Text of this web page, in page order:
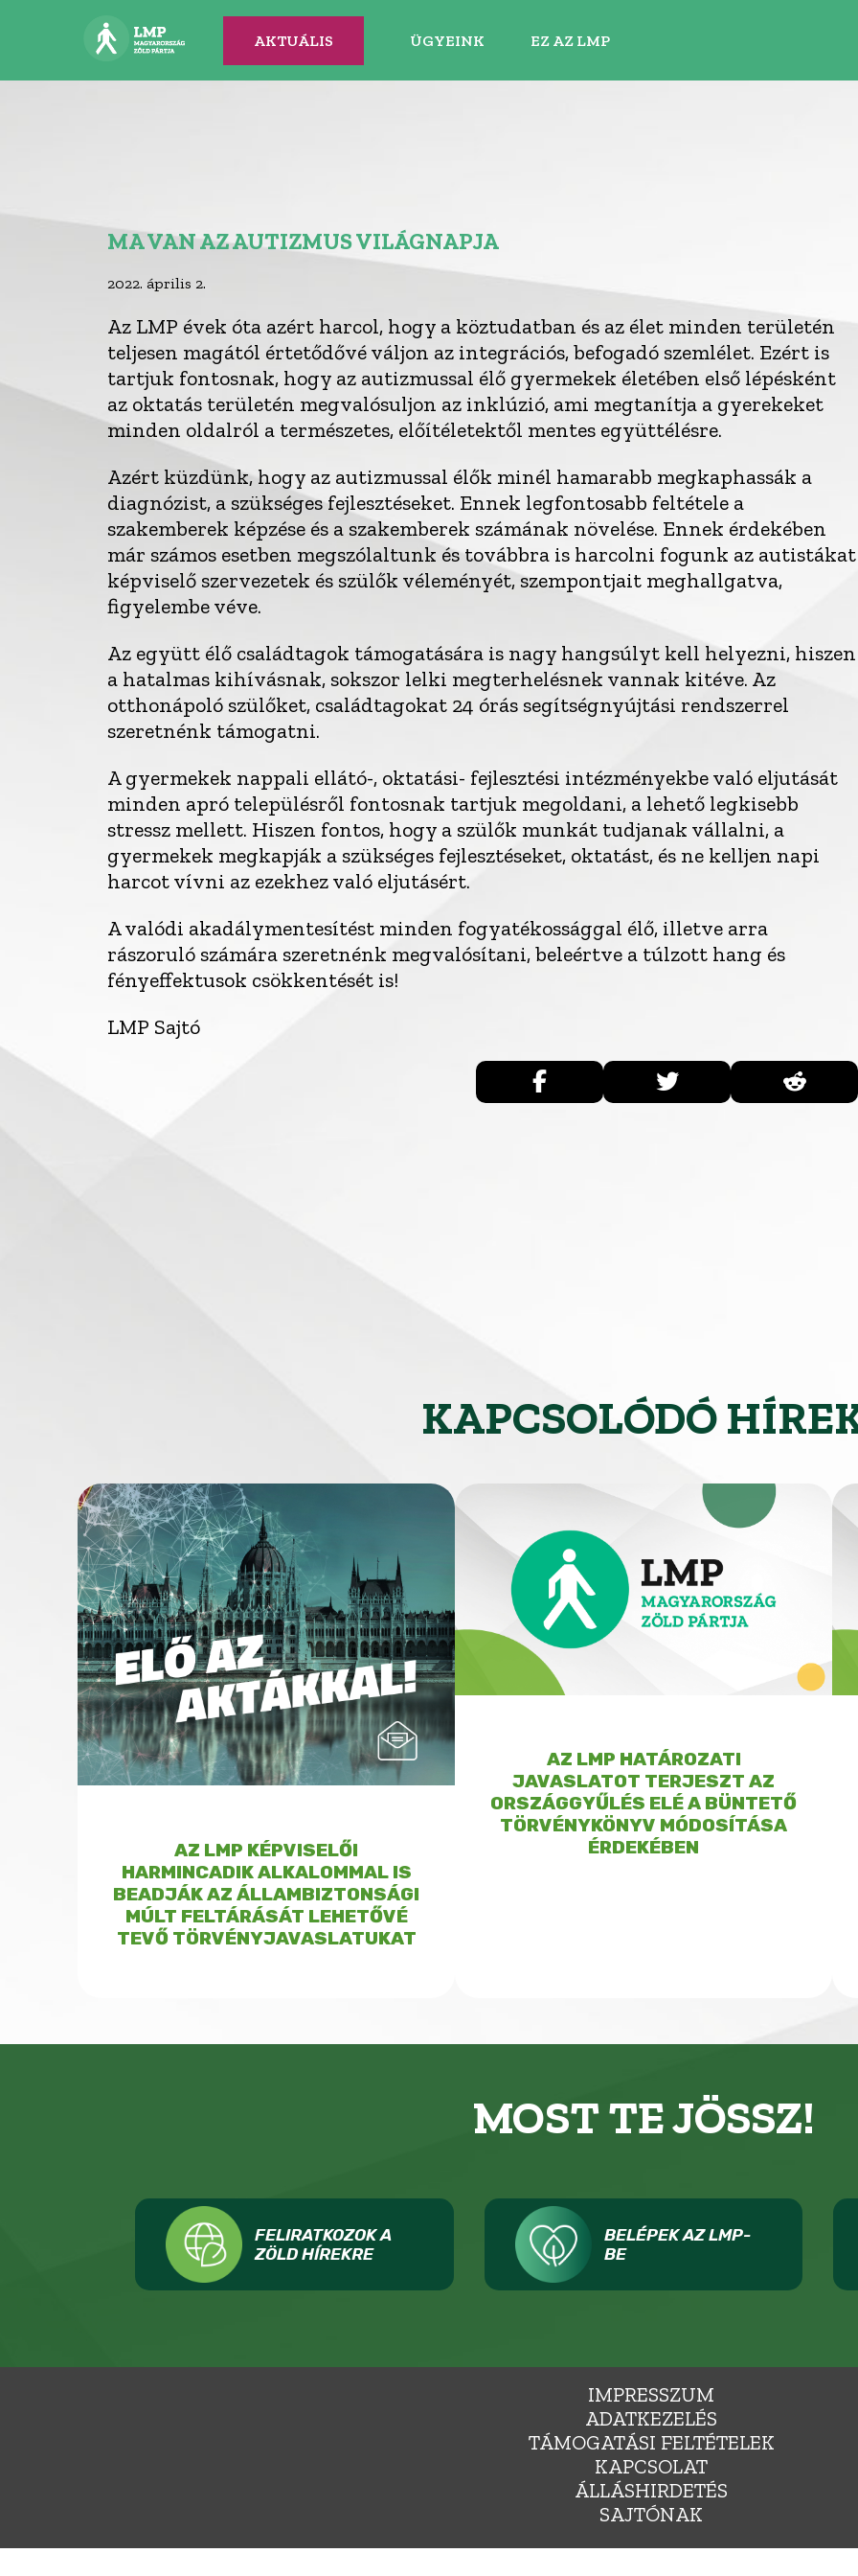
AKTUÁLIS ÜGYEINK EZ AZ LMP
MA VAN AZ AUTIZMUS VILÁGNAPJA
2022. április 2.
Az LMP évek óta azért harcol, hogy a köztudatban és az élet minden területén
teljesen magától értetődővé váljon az integrációs, befogadó szemlélet. Ezért is
tartjuk fontosnak, hogy az autizmussal élő gyermekek életében első lépésként
az oktatás területén megvalósuljon az inklúzió, ami megtanítja a gyerekeket
minden oldalról a természetes, előítéletektől mentes együttélésre.
Azért küzdünk, hogy az autizmussal élők minél hamarabb megkaphassák a
diagnózist, a szükséges fejlesztéseket. Ennek legfontosabb feltétele a
szakemberek képzése és a szakemberek számának növelése. Ennek érdekében
már számos esetben megszólaltunk és továbbra is harcolni fogunk az autistákat
képviselő szervezetek és szülők véleményét, szempontjait meghallgatva,
figyelembe véve.
Az együtt élő családtagok támogatására is nagy hangsúlyt kell helyezni, hiszen
a hatalmas kihívásnak, sokszor lelki megterhelésnek vannak kitéve. Az
otthonápoló szülőket, családtagokat 24 órás segítségnyújtási rendszerrel
szeretnénk támogatni.
A gyermekek nappali ellátó-, oktatási- fejlesztési intézményekbe való eljutását
minden apró településről fontosnak tartjuk megoldani, a lehető legkisebb
stressz mellett. Hiszen fontos, hogy a szülők munkát tudjanak vállalni, a
gyermekek megkapják a szükséges fejlesztéseket, oktatást, és ne kelljen napi
harcot vívni az ezekhez való eljutásért.
A valódi akadálymentesítést minden fogyatékossággal élő, illetve arra
rászoruló számára szeretnénk megvalósítani, beleértve a túlzott hang és
fényeffektusok csökkentését is!
LMP Sajtó
KAPCSOLÓDÓ
AZ LMP KÉPVISELŐI
HARMINCADIK ALKALOMMAL IS
BEADJÁK AZ ÁLLAMBIZTONSÁGI
MÚLT FELTÁRÁSÁT LEHETŐVÉ
TEVŐ TÖRVÉNYJAVASLATUKAT
AZ LMP HATÁROZATI
JAVASLATOT TERJESZT AZ
ORSZÁGGYŰLÉS ELÉ A BÜNTETŐ
TÖRVÉNYKÖNYV MÓDOSÍTÁSA
ÉRDEKÉBEN
MOST TE JÖSSZ!
FELIRATKOZOK A
ZÖLD HÍREKRE
BELÉPEK AZ LMP-
BE
IMPRESSZUM
ADATKEZELÉS
TÁMOGATÁSI FELTÉTELEK
KAPCSOLAT
ÁLLÁSHIRDETÉS
SAJTÓNAK